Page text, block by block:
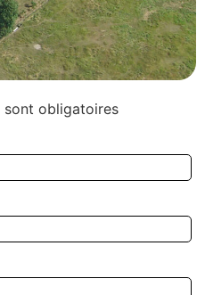
sont obligatoires